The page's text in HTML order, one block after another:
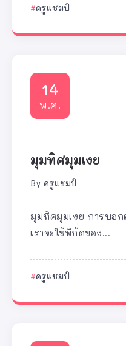
ครูแชมป์
14
พ.ค.
มุมทิศมุมเงย
By ครูแชมป์
มุมทิศมุมเงย การบอ
เราจะใช้พิกัดของ...
ครูแชมป์